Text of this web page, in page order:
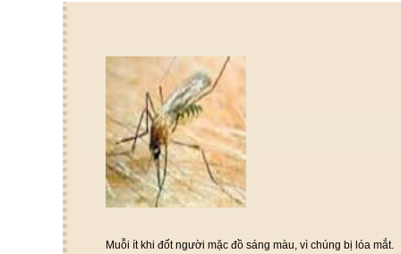
Muỗi ít khi đốt người mặc đồ sáng màu, vì chúng bị lóa mắt.